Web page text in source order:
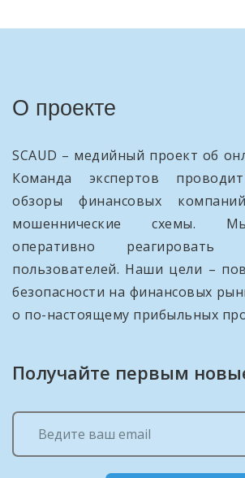
О проекте
SCAUD – медийный проект об
Команда экспертов
обзоры финансовых
мошеннические схемы.
оперативно
пользователей. Наши цели –
безопасности на финансовых
о по-настоящему прибыльных
Получайте первым